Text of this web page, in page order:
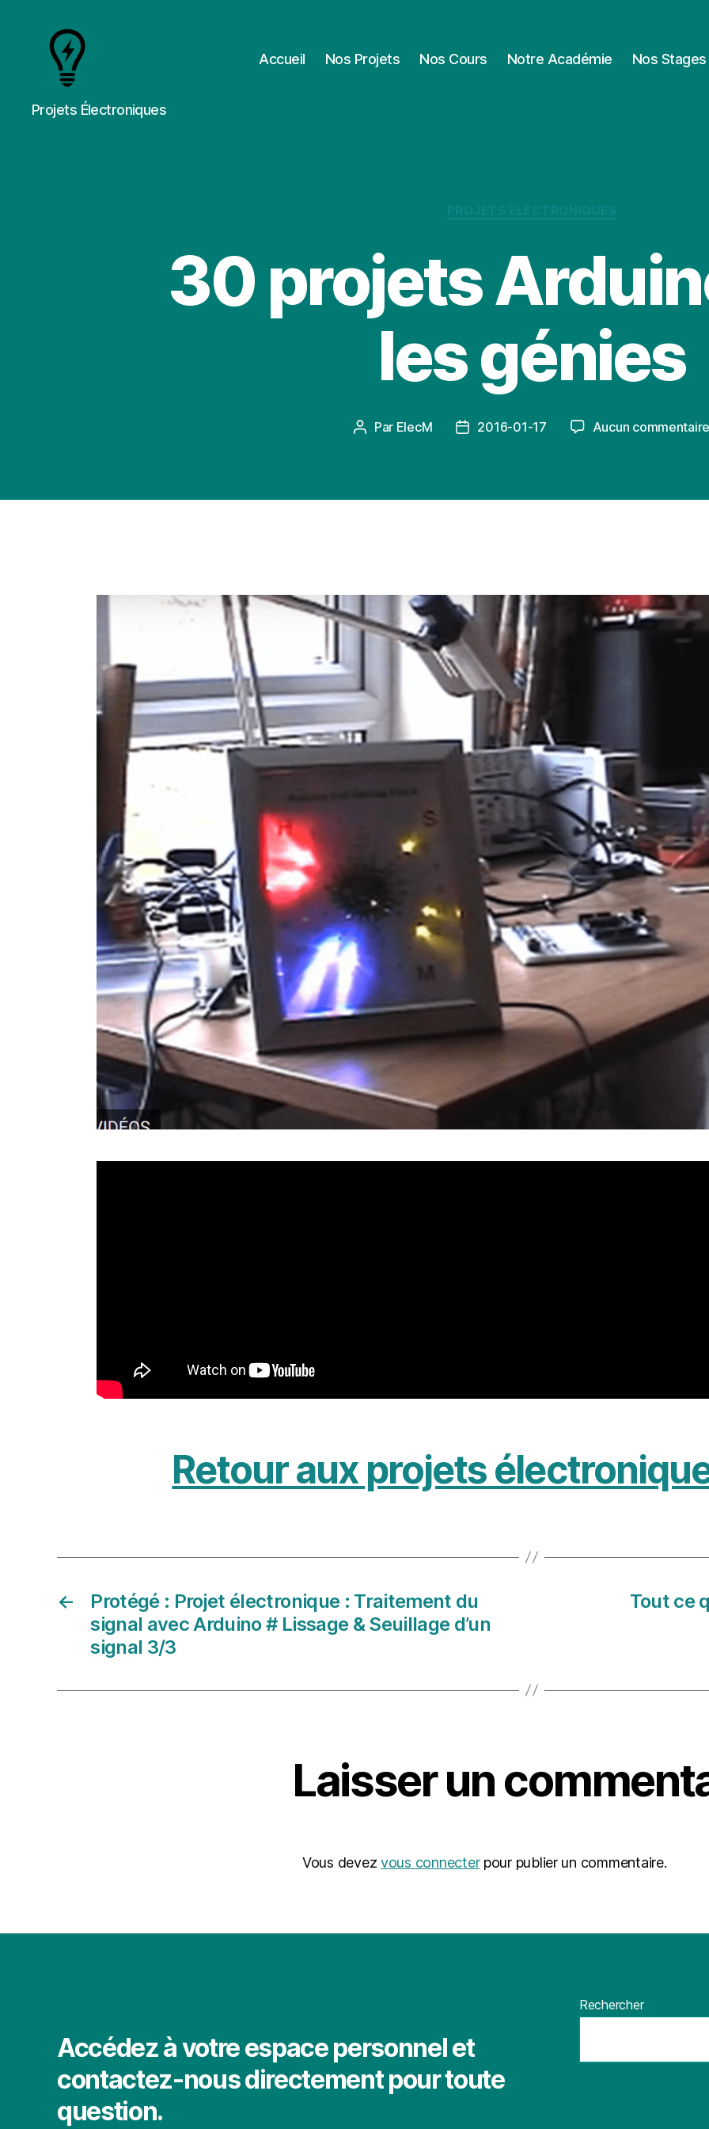
Cours
&
Projets Électroniques
Accueil Nos Projets Nos Cours Notre Académie Nos Stages
30 projets
les génies
Auteur
Par ElecM
Date2016-01-17 Aucun commentaire
Retour aux projets
←
Protégé : Projet électronique : Traitement du
signal avec Arduino # Lissage & Seuillage d’un
signal 3/3
Tout ce
Laisser un
Vous devezvous connecterpour publier un commentaire.
Accédez à votre espace personnel et
contactez-nous directement pour toute
question.
Rechercher